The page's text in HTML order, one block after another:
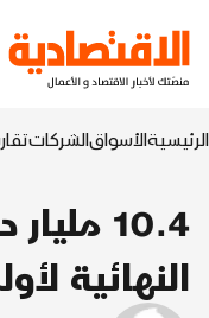
الرئيسيةالأسواقالشركات
10.4
النهائية